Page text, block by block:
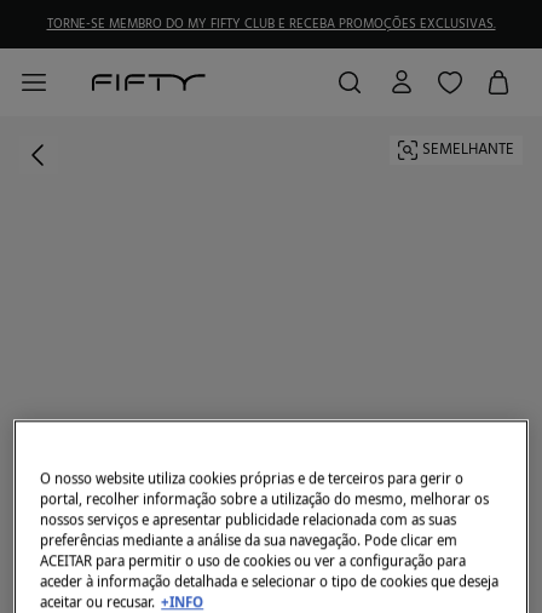
TORNE-SE MEMBRO DO MY FIFTY CLUB E RECEBA PROMOÇÕES EXCLUSIVAS.
SEMELHANTE
O nosso website utiliza cookies próprias e de terceiros para gerir o
portal, recolher informação sobre a utilização do mesmo, melhorar os
nossos serviços e apresentar publicidade relacionada com as suas
preferências mediante a análise da sua navegação. Pode clicar em
ACEITAR para permitir o uso de cookies ou ver a configuração para
aceder à informação detalhada e selecionar o tipo de cookies que deseja
aceitar ou recusar. +INFO